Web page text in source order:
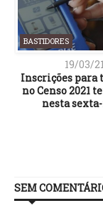
BASTIDORES
19/03/21
Inscrições para
no Censo 2021
nesta
SEM